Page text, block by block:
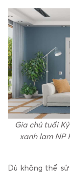
Gia chủ tuổi
xanh lam NP
Dù không thể